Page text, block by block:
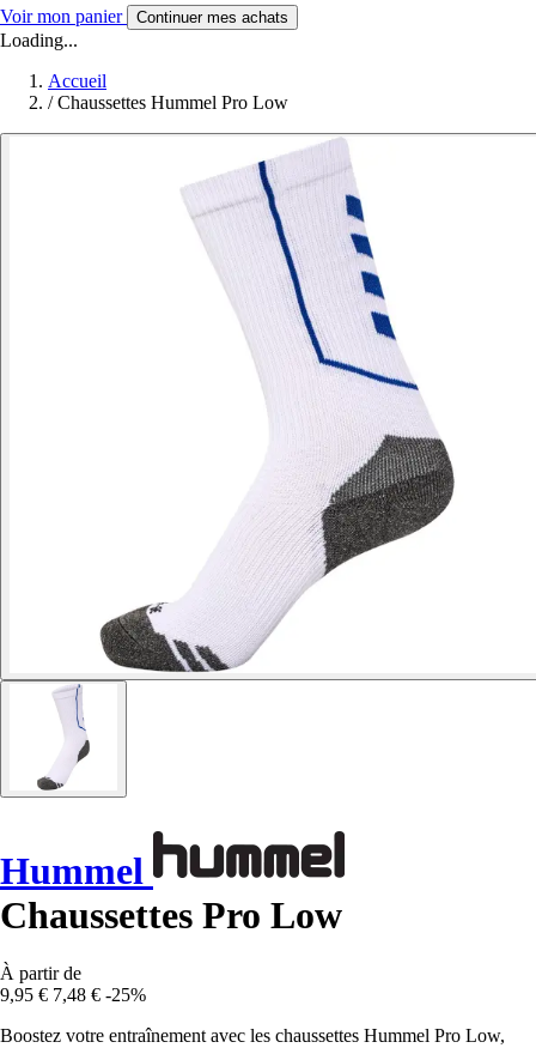
Voir mon panier Continuer mes achats
Loading...
Accueil
/ Chaussettes Hummel Pro Low
Hummel
Chaussettes Pro Low
À partir de
9,95 € 7,48 € -25%
Boostez votre entraînement avec les chaussettes Hummel Pro Low,